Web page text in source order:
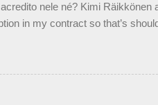
nele né? Kimi
in my contract so that’s
Iceman estar há tantos anos na
🇩🇪 #F1 pic.twitter.com/